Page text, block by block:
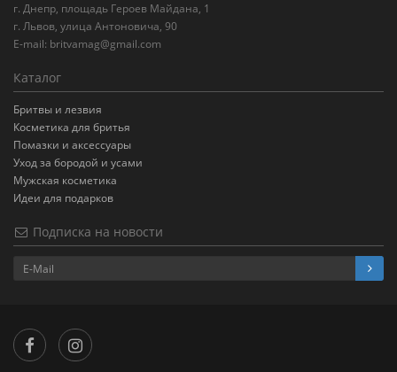
г. Днепр, площадь Героев Майдана, 1
г. Львов, улица Антоновича, 90
E-mail: britvamag@gmail.com
Каталог
Бритвы и лезвия
Косметика для бритья
Помазки и аксессуары
Уход за бородой и усами
Мужская косметика
Идеи для подарков
Подписка на новости